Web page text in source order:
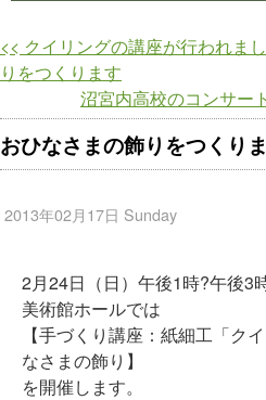
<< クイリングの講座が行われ
りをつくります
沼宮内高校のコンサー
おひなさまの飾りをつくり
2013年02月17日 Sunday
2月24日（日）午後1時?午後3
美術館ホールでは
【手づくり講座：紙細工「
なさまの飾り】
を開催します。